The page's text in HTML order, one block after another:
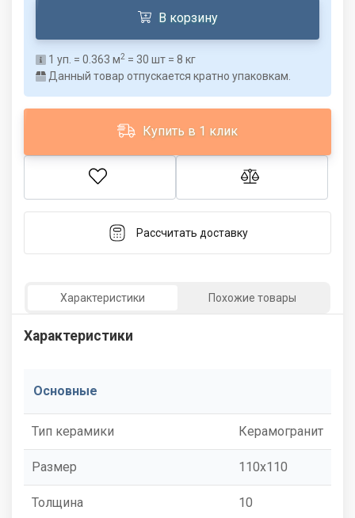
В корзину
1 уп. = 0.363 м2 = 30 шт = 8 кг
Данный товар отпускается кратно упаковкам.
Купить в 1 клик
Рассчитать доставку
Характеристики Похожие товары
Характеристики
Основные
Тип керамики Керамогранит
Размер 110x110
Толщина 10